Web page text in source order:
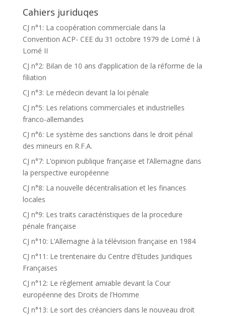
Cahiers juriduqes
CJ n°1: La coopération commerciale dans la
Convention ACP- CEE du 31 octobre 1979 de Lomé I à
Lomé II
CJ n°2: Bilan de 10 ans d’application de la réforme de la
filiation
CJ n°3: Le médecin devant la loi pénale
CJ n°5: Les relations commerciales et industrielles
franco-allemandes
CJ n°6: Le système des sanctions dans le droit pénal
des mineurs en R.F.A.
CJ n°7: L’opinion publique française et l’Allemagne dans
la perspective européenne
CJ n°8: La nouvelle décentralisation et les finances
locales
CJ n°9: Les traits caractéristiques de la procedure
pénale française
CJ n°10: L’Allemagne à la télévision française en 1984
CJ n°11: Le trentenaire du Centre d’Etudes Juridiques
Françaises
CJ n°12: Le règlement amiable devant la Cour
européenne des Droits de l’Homme
CJ n°13: Le sort des créanciers dans le nouveau droit